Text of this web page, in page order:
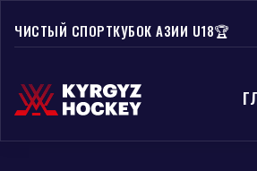
ЧИСТЫЙ СПОРТКУБОК АЗИИ U18🏆